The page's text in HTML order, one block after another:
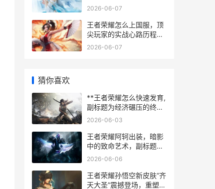
标题，微调之间定乾坤
2026-06-07
王者荣耀怎么上国服，顶
尖玩家的实战心路历程副
标题
2026-06-07
猜你喜欢
**王者荣耀怎么快速发育,
副标题为经济碾压的终极
策略**
2026-06-03
王者荣耀阿轲出装，暗影
中的致命艺术，副标题，
从入门到精通的收割之路
2026-06-06
王者荣耀孙悟空新皮肤“齐
天大圣”震撼登场，重塑峡